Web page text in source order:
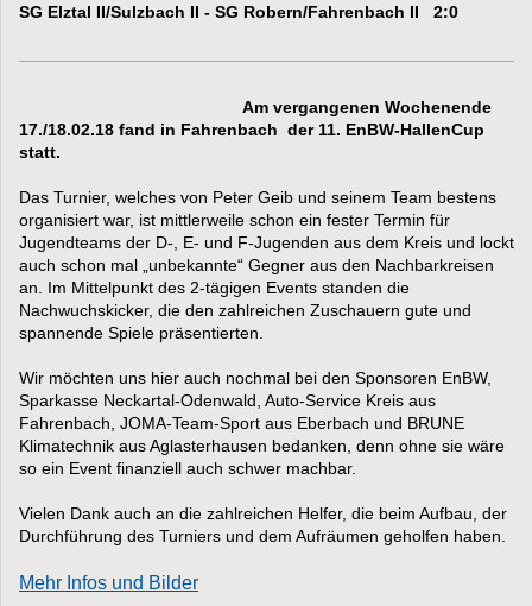
SG Elztal II/Sulzbach II - SG Robern/Fahrenbach II 2:0
Am vergangenen Wochenende
17./18.02.18 fand in Fahrenbach der 11. EnBW-HallenCup
statt.
Das Turnier, welches von Peter Geib und seinem Team bestens
organisiert war, ist mittlerweile schon ein fester Termin für
Jugendteams der D-, E- und F-Jugenden aus dem Kreis und lockt
auch schon mal „unbekannte“ Gegner aus den Nachbarkreisen
an. Im Mittelpunkt des 2-tägigen Events standen die
Nachwuchskicker, die den zahlreichen Zuschauern gute und
spannende Spiele präsentierten.
Wir möchten uns hier auch nochmal bei den Sponsoren EnBW,
Sparkasse Neckartal-Odenwald, Auto-Service Kreis aus
Fahrenbach, JOMA-Team-Sport aus Eberbach und BRUNE
Klimatechnik aus Aglasterhausen bedanken, denn ohne sie wäre
so ein Event finanziell auch schwer machbar.
Vielen Dank auch an die zahlreichen Helfer, die beim Aufbau, der
Durchführung des Turniers und dem Aufräumen geholfen haben.
Mehr Infos und Bilder